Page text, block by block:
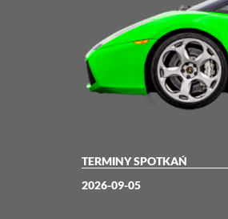
TERMINY SPOTKAŃ
2026-09-05